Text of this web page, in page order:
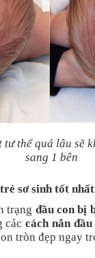
tư thế quá lâu sẽ
sang 1 bên
sơ sinh tốt nhất
trạng đầu con bị
cáccách nắn
tròn đẹp ngay